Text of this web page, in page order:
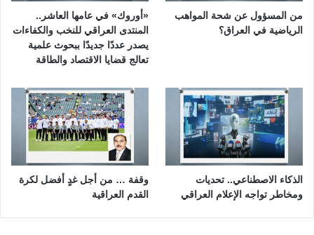
من المسؤول عن شحة المواهب
الرياضية في العراق؟
«أوروك» في عامها العاشر..
المنتدى العراقي للنخب والكفاءات
يصدر عددًا جديدًا ببحوث علمية
تعالج قضايا الاقتصاد والطاقة
الذكاء الاصطناعي.. تحديات
ومخاطر تواجه الإعلام العراقي
وقفة … من أجل غدٍ أفضل لكرة
القدم العراقية